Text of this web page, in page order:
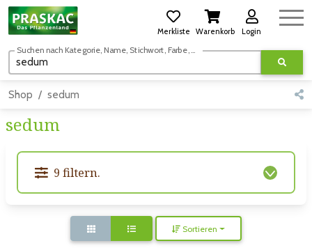
Merkliste Warenkorb Login
Suchen nach Kategorie, Name, Stichwort, Farbe, usw.
Shop sedum
sedum
9 filtern.
Sortieren